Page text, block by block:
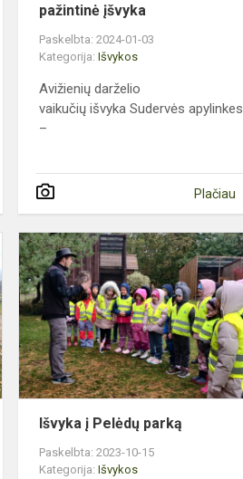
pažintinė įšvyka
Paskelbta: 2024-01-03
Kategorija:Išvykos
Avižienių darželio
vaikučių išvyka Sudervės apylinkes
–
Plačiau
Bukiškio
progimnazijos
Avižienių
ikimokyklinio
ugdymo
skyri...
Išvyka į Pelėdų parką
Paskelbta: 2023-10-15
Kategorija:Išvykos